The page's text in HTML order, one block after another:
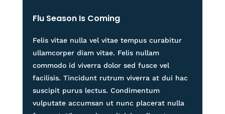
Flu Season Is Coming
Felis vitae nulla vel vitae tempus curabitur
ullamcorper diam vitae. Felis nullam
commodo id viverra dolor sed fusce vel
facilisis. Tincidunt rutrum viverra at dui hac
suscipit purus lectus. Condimentum
vulputate accumsan ut nunc placerat nulla